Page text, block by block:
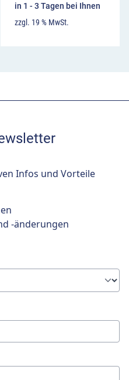
in 1 - 3 Tagen bei Ihnen
zzgl. 19 % MwSt.
Infos und Vorteile
-änderungen